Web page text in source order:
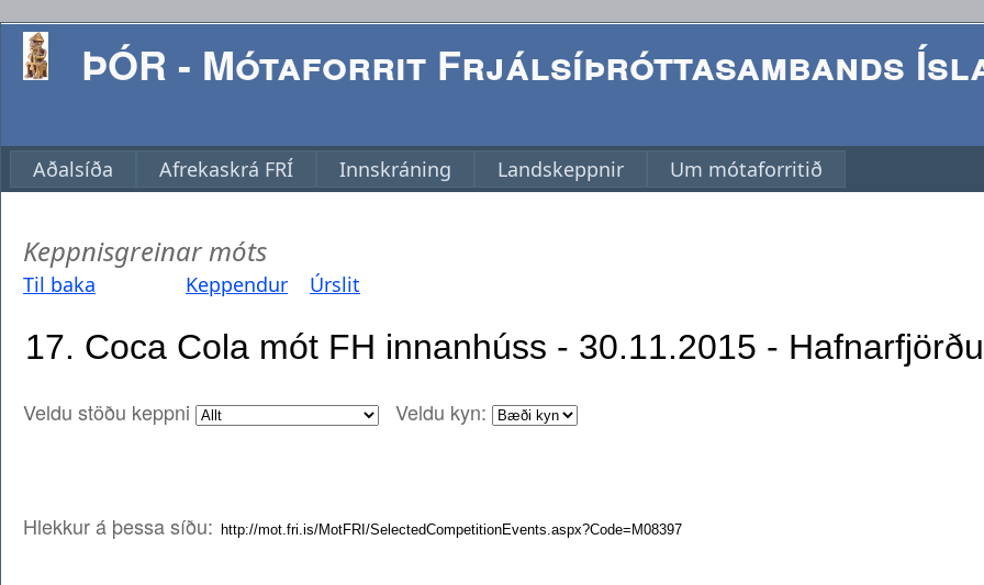
ÞÓR - Mótaforrit Frjálsíþróttasambands
Aðalsíða Afrekaskrá FRÍ Innskráning Landskeppnir Um mótaforritið
Keppnisgreinar móts
Til baka Keppendur Úrslit
Veldu stöðu keppni Veldu kyn:
Hlekkur á þessa síðu: